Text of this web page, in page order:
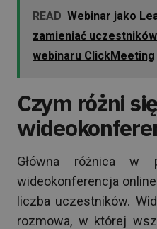
READ Webinar jako
zamieniać
webinaru ClickMeeting
Czym różni
Główna różnica w
wideokonferencja
liczba uczestników.
rozmowa, w której